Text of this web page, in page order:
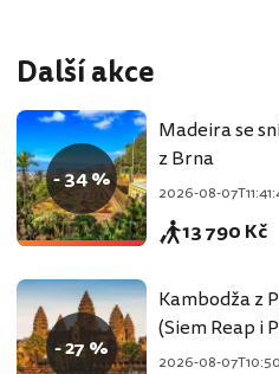
Další akce
- 34 %
Madeira se
z Brna
2026-08-
13 790 Kč
- 27 %
Kambodža z
(Siem Reap i
2026-08-